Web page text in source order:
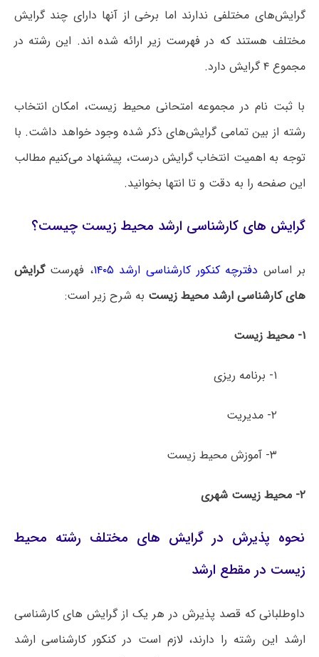
گرایش‌های مختلفی ندارند اما برخی از آنها دارای چند گرایش
مختلف هستند که در فهرست زیر ارائه شده اند. این رشته در
مجموع ۴ گرایش دارد.
با ثبت نام در مجموعه امتحانی محیط زیست، امکان انتخاب
رشته از بین تمامی گرایش‌های ذکر شده وجود خواهد داشت. با
توجه به اهمیت انتخاب گرایش درست، پیشنهاد می‌کنیم مطالب
این صفحه را به دقت و تا انتها بخوانید.
گرایش های کارشناسی ارشد محیط زیست چیست؟
بر اساس دفترچه کنکور کارشناسی ارشد ۱۴۰۵ ، فهرست گرایش
های کارشناسی ارشد محیط زیست به شرح زیر است:
۱- محیط زیست
۱- برنامه ­ریزی
۲- مدیریت
۳- آموزش محیط زیست
۲- محیط زیست شهری
نحوه پذیرش در گرایش های مختلف رشته محیط
زیست در مقطع ارشد
داوطلبانی که قصد پذیرش در هر یک از گرایش های کارشناسی
ارشد این رشته را دارند، لازم است در کنکور کارشناسی ارشد